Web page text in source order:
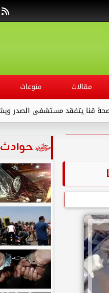
مقالات منوعات
مستشفى الصدر ويشدد علي...
حوادث